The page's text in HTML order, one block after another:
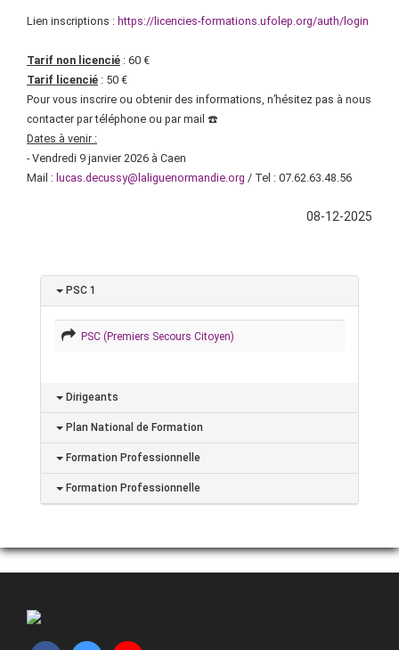
Lien inscriptions : https://licencies-formations.ufolep.org/auth/login
Tarif non licencié : 60 €
Tarif licencié : 50 €
Pour vous inscrire ou obtenir des informations, n’hésitez pas à nous
contacter par téléphone ou par mail ☎️
Dates à venir :
- Vendredi 9 janvier 2026 à Caen
Mail : lucas.decussy@laliguenormandie.org / Tel : 07.62.63.48.56
08-12-2025
PSC 1
PSC (Premiers Secours Citoyen)
Dirigeants
Plan National de Formation
Formation Professionnelle
Formation Professionnelle